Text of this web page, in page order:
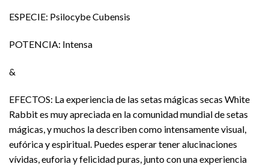
desde
€75.00
ESPECIE: Psilocybe Cubensis
POTENCIA: Intensa
&
EFECTOS: La experiencia de las setas mágicas secas White
Rabbit es muy apreciada en la comunidad mundial de setas
mágicas, y muchos la describen como intensamente visual,
eufórica y espiritual. Puedes esperar tener alucinaciones
vívidas, euforia y felicidad puras, junto con una experiencia